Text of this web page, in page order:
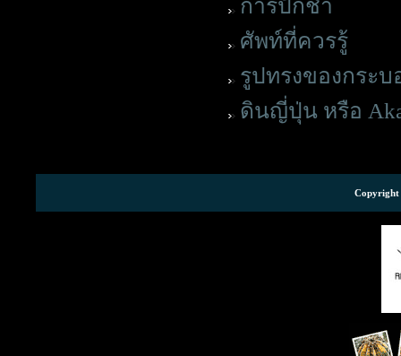
การปักชำ
ศัพท์ที่ควรรู้
รูปทรงของกระบ
ดินญี่ปุ่น หรือ
Copyright